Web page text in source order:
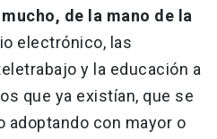
de la mano de la
electrónico, las
y la educación a
que ya existían, que se
adoptando con mayor o